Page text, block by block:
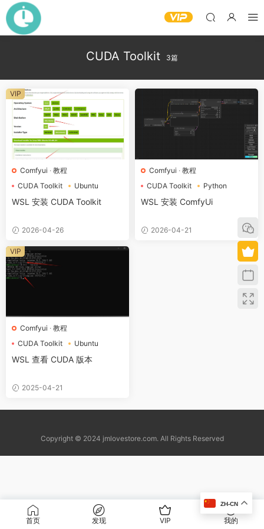
CUDA Toolkit 3篇
Comfyui · 教程
CUDA Toolkit
Ubuntu
wsl
WSL 安装 CUDA Toolkit
2026-04-26
VIP
Comfyui · 教程
CUDA Toolkit
Python
pytorch
WSL 安装 ComfyUi
2026-04-21
Comfyui · 教程
CUDA Toolkit
Ubuntu
wsl
WSL 查看 CUDA 版本
2025-04-21
VIP
Copyright © 2024 jmlovestore.com. All Rights Reserved
首页 发现 VIP 我的
ZH-CN